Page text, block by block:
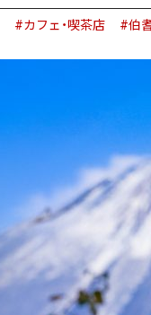
#カフェ・喫茶店 #伯